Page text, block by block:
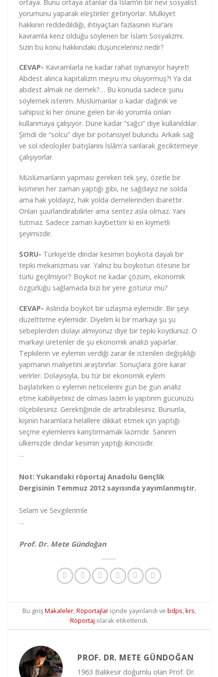
ortaya. Bunu ortaya atanlar da İslam’ın bir nevi sosyalist
yorumunu yaparak eleştiriler getiriyorlar. Mülkiyet
hakkının reddedildiği, ihtiyaçtan fazlasının Kur’ani
kavramla kenz olduğu söylenen bir İslam Sosyalizmi.
Sizin bu konu hakkındaki düşünceleriniz nedir?
CEVAP- Kavramlarla ne kadar rahat oynanıyor hayret!
Abdest alınca kapitalizm meşru mu oluyormuş?! Ya da
abdest almak ne demek?… Bu konuda sadece şunu
söylemek isterim. Müslümanlar o kadar dağınık ve
sahipsiz ki her önüne gelen bir-iki yorumla onları
kullanmaya çalışıyor. Düne kadar “sağcı” diye kullanıldılar.
Şimdi de “solcu” diye bir potansiyel bulundu. Arkaik sağ
ve sol ideolojiler batışlarını İslâm’a sarılarak geciktirmeye
çalışıyorlar.
Müslümanların yapması gereken tek şey, özetle bir
kısmının her zaman yaptığı gibi, ne sağdayız ne solda
ama hak yoldayız, hak yolda demelerinden ibarettir.
Onları şuurlandırabilirler ama sentez asla olmaz. Yani
tutmaz. Sadece zaman kaybettirir ki en kıymetli
şeyimizdir.
SORU- Türkiye’de dindar kesimin boykota dayalı bir
tepki mekanizması var. Yalnız bu boykotun ötesine bir
türlü geçilmiyor? Boykot ne kadar çözüm, ekonomik
özgürlüğü sağlamada bizi bir yere götürür mü?
CEVAP- Aslında boykot bir uzlaşma eylemidir. Bir şeyi
düzelttirme eylemidir. Diyelim ki bir markayı şu şu
sebeplerden dolayı almıyoruz diye bir tepki koydunuz. O
markayı üretenler de şu ekonomik analizi yaparlar.
Tepkilerin ve eylemin verdiği zarar ile istenilen değişikliği
yapmanın maliyetini araştırırlar. Sonuçlara göre karar
verirler. Dolayısıyla, bu tür bir ekonomik eylem
başlatırken o eylemin neticelerini gün be gün analiz
etme kabiliyetiniz de olması lazım ki yaptırım gücünüzü
ölçebilesiniz. Gerektiğinde de artırabilesiniz. Bununla,
kişinin haramlara helallere dikkat etmek için yaptığı
seçme eylemlerini karıştırmamak lazımdır. Sanırım
ülkemizde dindar kesimin yaptığı ikincisidir.
…
Not: Yukarıdaki röportaj Anadolu Gençlik
Dergisinin Temmuz 2012 sayısında yayımlanmıştır.
Selam ve Sevgilerimle
…
Prof. Dr. Mete Gündoğan
Bu girişMakaleler,Röportajlariçinde yayınlandı ve bdps,krs,
Röportaj olarak etiketlendi.
PROF. DR. METE GÜNDOĞAN
1963 Balıkesir doğumlu olan Prof. Dr.